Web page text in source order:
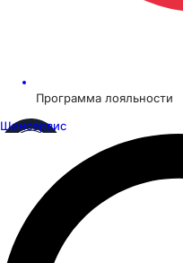
Программа лояльности
Шинсервис